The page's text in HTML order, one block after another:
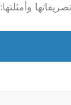
وأمثلتها: